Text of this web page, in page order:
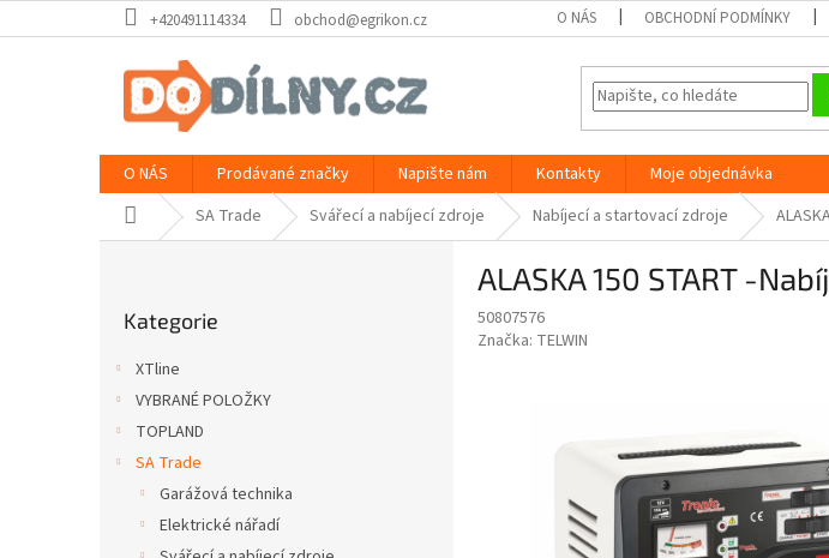
na
+420491114334 obchod@egrikon.cz O NÁS OBCHODNÍ PODMÍNKY
O NÁS Prodávané značky Napište nám Kontakty
Moje objednávka
Domů SA Trade Svářecí a nabíjecí zdroje Nabíjecí a startovací zdroje
kategorie
Kategorie
XTline
VYBRANÉ POLOŽKY
TOPLAND
SA Trade
Garážová technika
Elektrické nářadí
ALASKA 150 START -
50807576
Značka: TELWIN